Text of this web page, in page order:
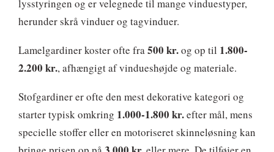
lysstyringen og er velegnede til mange vinduestyper,
herunder skrå vinduer og tagvinduer.
Lamelgardiner koster ofte fra500 kr.og op til 1.800-
2.200 kr., afhængigt af vindueshøjde og materiale.
Stofgardiner er ofte den mest dekorative kategori og
starter typisk omkring 1.000-1.800 kr.efter mål, mens
specielle stoffer eller en motoriseret skinneløsning kan